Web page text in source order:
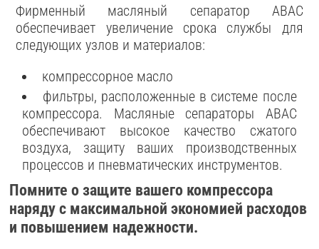
Фирменный масляный сепаратор ABAC
обеспечивает увеличение срока службы для
следующих узлов и материалов:
компрессорное масло
фильтры, расположенные в системе после
компрессора. Масляные сепараторы ABAC
обеспечивают высокое качество сжатого
воздуха, защиту ваших производственных
процессов и пневматических инструментов.
Помните о защите вашего компрессора
наряду с максимальной экономией расходов
и повышением надежности.